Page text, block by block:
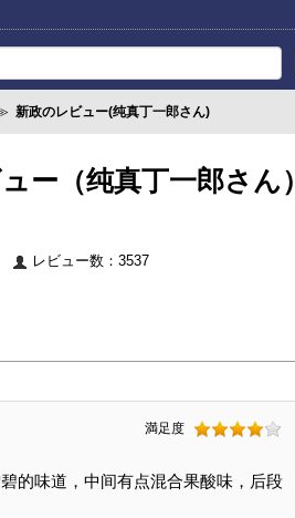
新政のレビュー(纯真丁一郎さん)
ー（纯真丁一郎さん）
レビュー数：3537
満足度
的味道，中间有点混合果酸味，后段